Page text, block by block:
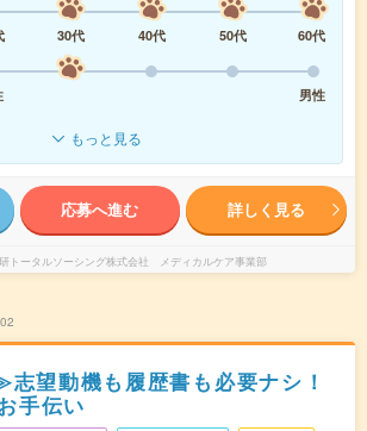
30代 40代 50代
60代
男性
もっと見る
応募へ進む 詳しく見る
トータルソーシング株式会社 メディカルケア事業部
望動機も履歴書も必要ナシ！
手伝い